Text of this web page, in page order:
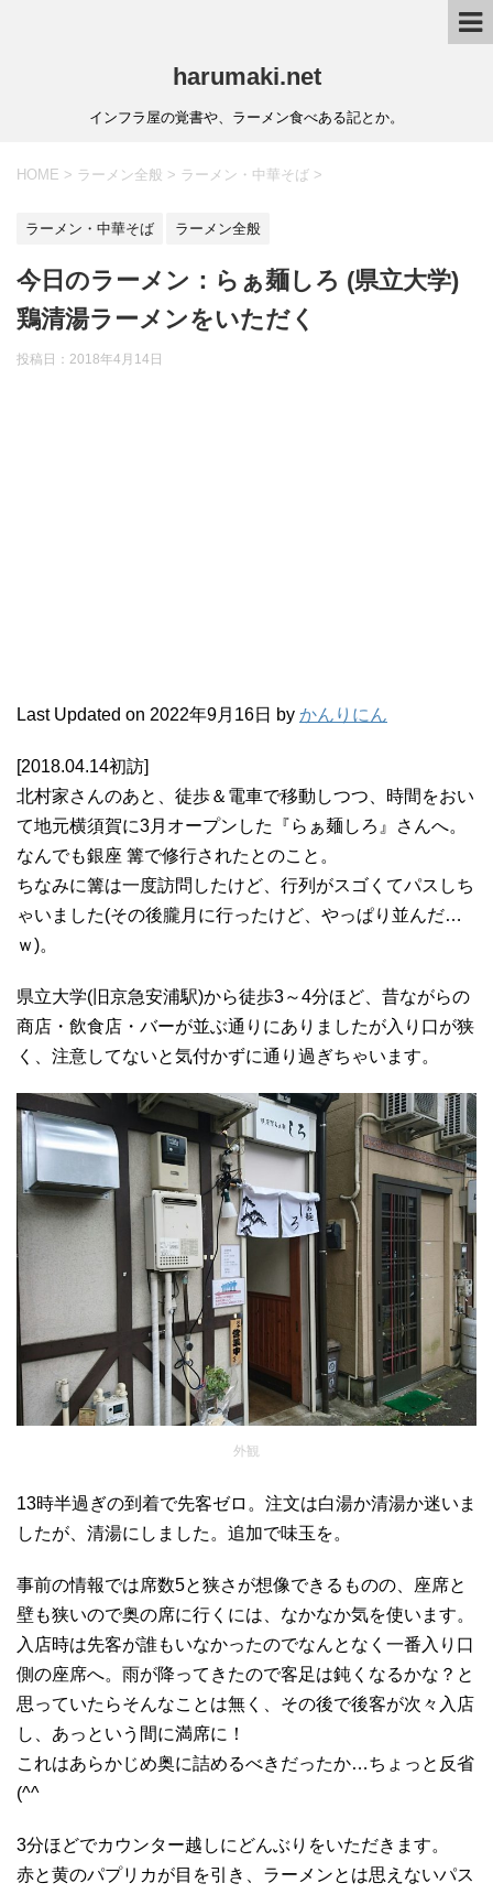
harumaki.net
インフラ屋の覚書や、ラーメン食べある記とか。
HOME > ラーメン全般 > ラーメン・中華そば >
ラーメン・中華そば ラーメン全般
今日のラーメン：らぁ麺しろ (県立大学)
鶏清湯ラーメンをいただく
投稿日：2018年4月14日
Last Updated on 2022年9月16日 by かんりにん
[2018.04.14初訪]
北村家さんのあと、徒歩＆電車で移動しつつ、時間をおい
て地元横須賀に3月オープンした『らぁ麺しろ』さんへ。
なんでも銀座 篝で修行されたとのこと。
ちなみに篝は一度訪問したけど、行列がスゴくてパスしち
ゃいました(その後朧月に行ったけど、やっぱり並んだ…
ｗ)。
県立大学(旧京急安浦駅)から徒歩3～4分ほど、昔ながらの
商店・飲食店・バーが並ぶ通りにありましたが入り口が狭
く、注意してないと気付かずに通り過ぎちゃいます。
外観
13時半過ぎの到着で先客ゼロ。注文は白湯か清湯か迷いま
したが、清湯にしました。追加で味玉を。
事前の情報では席数5と狭さが想像できるものの、座席と
壁も狭いので奥の席に行くには、なかなか気を使います。
入店時は先客が誰もいなかったのでなんとなく一番入り口
側の座席へ。雨が降ってきたので客足は鈍くなるかな？と
思っていたらそんなことは無く、その後で後客が次々入店
し、あっという間に満席に！
これはあらかじめ奥に詰めるべきだったか…ちょっと反省
(^^ゞ
3分ほどでカウンター越しにどんぶりをいただきます。
赤と黄のパプリカが目を引き、ラーメンとは思えないパス